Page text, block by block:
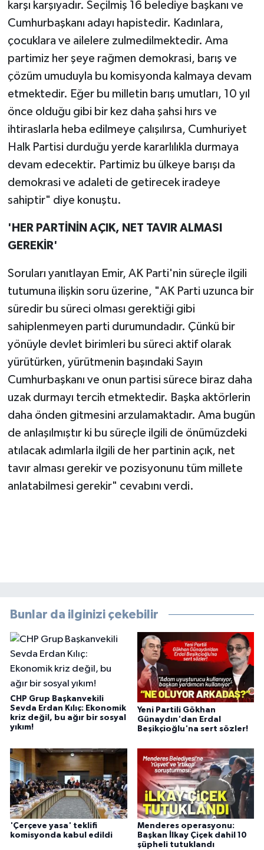
karşı karşıyadır. Seçilmiş 16 belediye başkanı ve
Cumhurbaşkanı adayı hapistedir. Kadınlara,
çocuklara ve ailelere zulmedilmektedir. Ama
partimiz her şeye rağmen demokrasi, barış ve
çözüm umuduyla bu komisyonda kalmaya devam
etmektedir. Eğer bu milletin barış umutları, 10 yıl
önce olduğu gibi bir kez daha şahsi hırs ve
ihtiraslarla heba edilmeye çalışılırsa, Cumhuriyet
Halk Partisi durduğu yerde kararlılıkla durmaya
devam edecektir. Partimiz bu ülkeye barışı da
demokrasi ve adaleti de getirecek iradeye
sahiptir" diye konuştu.
'HER PARTİNİN AÇIK, NET TAVIR ALMASI
GEREKİR'
Soruları yanıtlayan Emir, AK Parti'nin süreçle ilgili
tutumuna ilişkin soru üzerine, "AK Parti uzunca bir
süredir bu süreci olması gerektiği gibi
sahiplenmeyen parti durumundadır. Çünkü bir
yönüyle devlet birimleri bu süreci aktif olarak
yürütürken, yürütmenin başındaki Sayın
Cumhurbaşkanı ve onun partisi sürece biraz daha
uzak durmayı tercih etmektedir. Başka aktörlerin
daha önden gitmesini arzulamaktadır. Ama bugün
de anlaşılmıştır ki bu süreçle ilgili de önümüzdeki
atılacak adımlarla ilgili de her partinin açık, net
tavır alması gerekir ve pozisyonunu tüm millete
anlatabilmesi gerekir" cevabını verdi.
Bunlar da ilginizi çekebilir
CHP Grup Başkanvekili
Sevda Erdan Kılıç: Ekonomik
kriz değil, bu ağır bir sosyal
yıkım!
Yeni Partili Gökhan
Günaydın'dan Erdal
Beşikçioğlu'na sert sözler!
'Çerçeve yasa' teklifi
komisyonda kabul edildi
Menderes operasyonu:
Başkan İlkay Çiçek dahil 10
şüpheli tutuklandı